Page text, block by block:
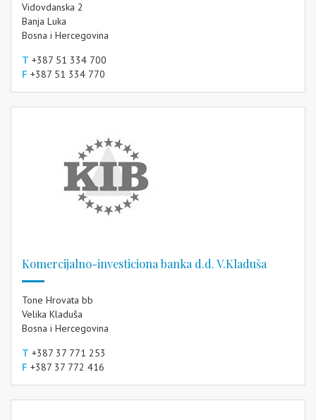
Vidovdanska 2
Banja Luka
Bosna i Hercegovina
T +387 51 334 700
F +387 51 334 770
Komercijalno-investiciona banka d.d. V.Kladuša
Tone Hrovata bb
Velika Kladuša
Bosna i Hercegovina
T +387 37 771 253
F +387 37 772 416